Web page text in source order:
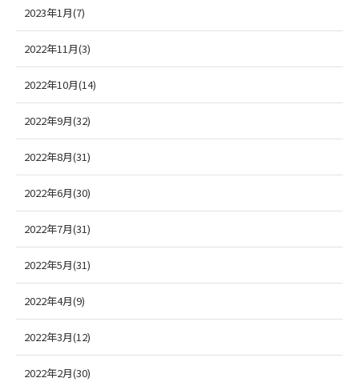
2023年1月(7)
2022年11月(3)
2022年10月(14)
2022年9月(32)
2022年8月(31)
2022年6月(30)
2022年7月(31)
2022年5月(31)
2022年4月(9)
2022年3月(12)
2022年2月(30)